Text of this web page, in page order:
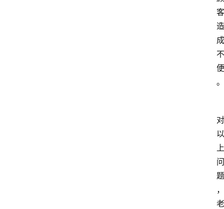
客
造
成
不
便
。
对
以
上
问
题
，
老